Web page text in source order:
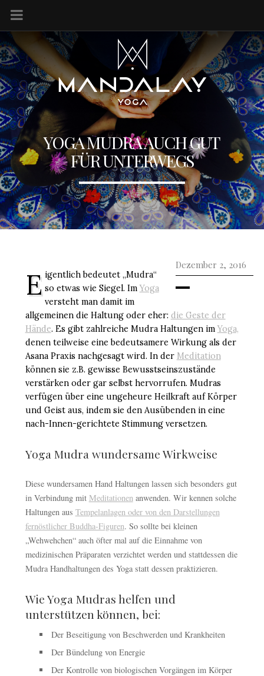
YOGA MUDRA AUCH GUT
FÜR UNTERWEGS
Dezember 2, 2016
E igentlich bedeutet „Mudra“
so etwas wie Siegel. ImYoga
versteht man damit im
allgemeinen die Haltung oder eher: die Geste der
Hände. Es gibt zahlreiche Mudra Haltungen imYoga,
denen teilweise eine bedeutsamere Wirkung als der
Asana Praxis nachgesagt wird. In der Meditation
können sie z.B. gewisse Bewusstseinszustände
verstärken oder gar selbst hervorrufen. Mudras
verfügen über eine ungeheure Heilkraft auf Körper
und Geist aus, indem sie den Ausübenden in eine
nach-Innen-gerichtete Stimmung versetzen.
Yoga Mudra wundersame Wirkweise
Diese wundersamen Hand Haltungen lassen sich besonders gut
in Verbindung mit Meditationenanwenden. Wir kennen solche
Haltungen aus Tempelanlagen oder von den Darstellungen
fernöstlicher Buddha-Figuren. So sollte bei kleinen
„Wehwehchen“ auch öfter mal auf die Einnahme von
medizinischen Präparaten verzichtet werden und stattdessen die
Mudra Handhaltungen des Yoga statt dessen praktizieren.
Wie Yoga Mudras helfen und
unterstützen können, bei:
Der Beseitigung von Beschwerden und Krankheiten
Der Bündelung von Energie
Der Kontrolle von biologischen Vorgängen im Körper